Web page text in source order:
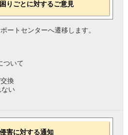
りごとに対するご意見
ートセンターへ遷移します。
ついて
換
ない
害に対する通知